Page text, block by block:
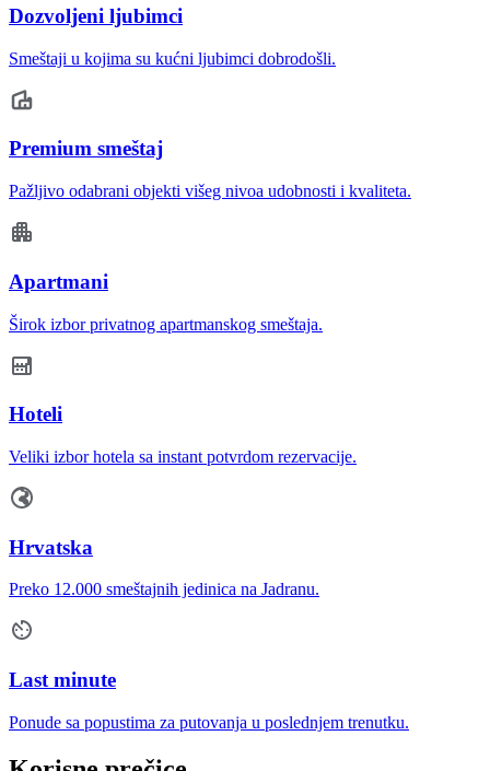
Dozvoljeni ljubimci
Smeštaji u kojima su kućni ljubimci dobrodošli.
Premium smeštaj
Pažljivo odabrani objekti višeg nivoa udobnosti i kvaliteta.
Apartmani
Širok izbor privatnog apartmanskog smeštaja.
Hoteli
Veliki izbor hotela sa instant potvrdom rezervacije.
Hrvatska
Preko 12.000 smeštajnih jedinica na Jadranu.
Last minute
Ponude sa popustima za putovanja u poslednjem trenutku.